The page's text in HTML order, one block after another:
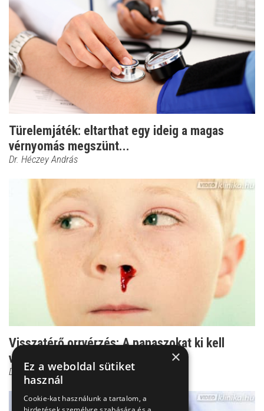
Türelemjáték: eltarthat egy ideig a magas
vérnyomás megszünt...
Dr. Héczey András
Visszatérő orrvérzés: A panaszokat ki kell
vizsgálni!
Dr. Bókay János
×
Ez a weboldal sütiket
használ
Cookie-kat használunk a tartalom, a